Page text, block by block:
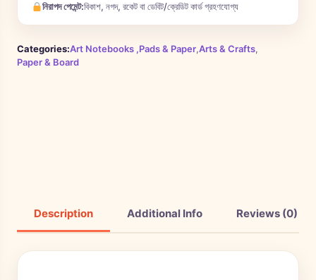
নিরাপদ পেমেন্ট:বিকাশ, নগদ, রকেট বা ডেবিট/ক্রেডিট কার্ড গ্রহণযোগ্য
Categories:Art Notebooks ,Pads & Paper,Arts & Crafts,
Paper & Board
Description Additional Info Reviews (0)